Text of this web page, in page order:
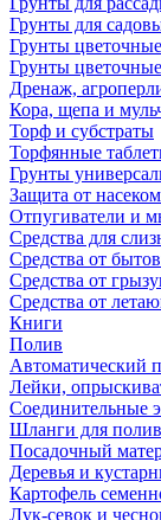
Грунты для
Грунты
Грунты
Дренаж,
Кора, щепа и
Торф и субстраты
Торфянные
Грунты
Защита от
Отпугиватели и
Средства для
Средства от
Средства от
Средства от
Книги
Полив
Автоматический
Лейки,
Соединительные
Шланги для
Посадочный
Деревья и
Картофель
Лук-севок и